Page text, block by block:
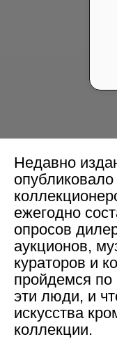
Недавно
опубликовало
ежегодно
опросов
аукционов,
кураторов и
пройдемся по
эти люди, и
искусства
коллекции.